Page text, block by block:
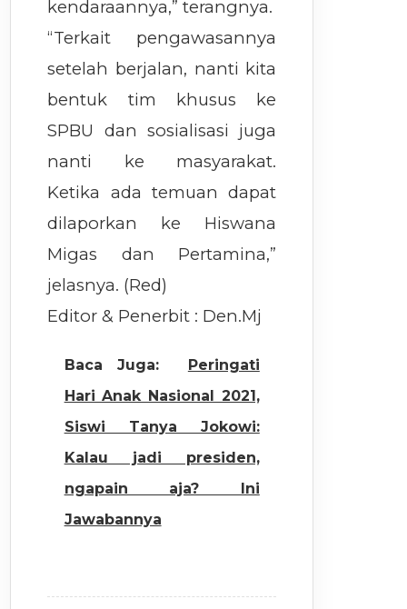
kendaraannya,” terangnya.
“Terkait pengawasannya
setelah berjalan, nanti kita
bentuk tim khusus ke
SPBU dan sosialisasi juga
nanti ke masyarakat.
Ketika ada temuan dapat
dilaporkan ke Hiswana
Migas dan Pertamina,”
jelasnya. (Red)
Editor & Penerbit : Den.Mj
Baca Juga:
Peringati
Hari Anak Nasional 2021,
Siswi Tanya Jokowi:
Kalau jadi presiden,
ngapain aja? Ini
Jawabannya